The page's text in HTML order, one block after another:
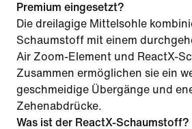
Premium eingesetzt?
Die dreilagige Mittelsohle
Schaumstoff mit einem
Air Zoom-Element und ReactX-
Zusammen ermöglichen sie ein
geschmeidige Übergänge und
Zehenabdrücke.
Was ist der ReactX-Schaumstoff?